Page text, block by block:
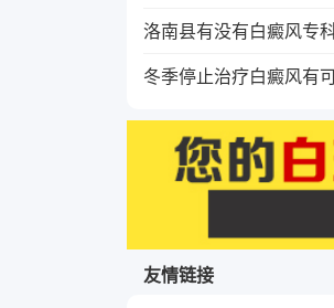
洛南县有没有白癜风专
冬季停止治疗白癜风有
友情链接